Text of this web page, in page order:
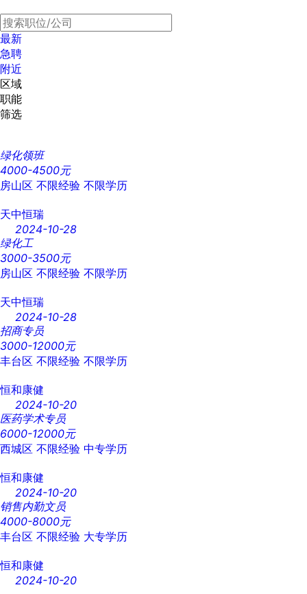
最新
急聘
附近
区域
职能
筛选
绿化领班
4000-4500元
房山区 不限经验 不限学历
天中恒瑞
2024-10-28
绿化工
3000-3500元
房山区 不限经验 不限学历
天中恒瑞
2024-10-28
招商专员
3000-12000元
丰台区 不限经验 不限学历
恒和康健
2024-10-20
医药学术专员
6000-12000元
西城区 不限经验 中专学历
恒和康健
2024-10-20
销售内勤文员
4000-8000元
丰台区 不限经验 大专学历
恒和康健
2024-10-20